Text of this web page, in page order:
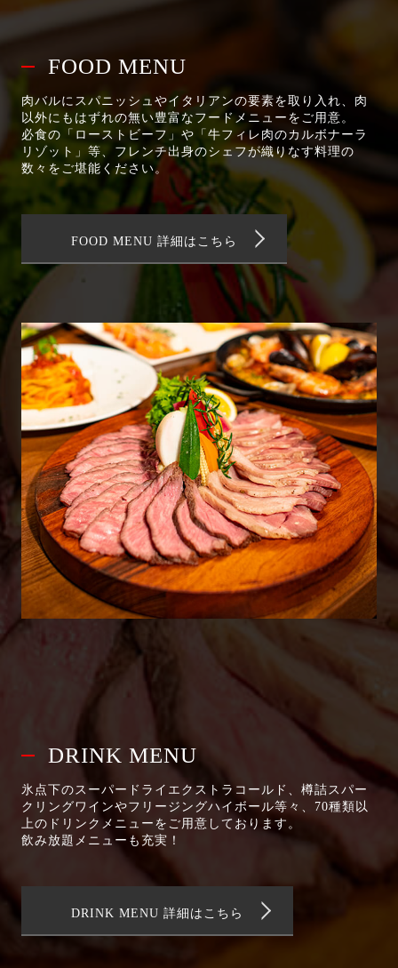
FOOD MENU
肉バルにスパニッシュやイタリアンの要素を取り入れ、肉
以外にもはずれの無い豊富なフードメニューをご用意。
必食の「ローストビーフ」や「牛フィレ肉のカルボナーラ
リゾット」等、フレンチ出身のシェフが織りなす料理の
数々をご堪能ください。
FOOD MENU 詳細はこちら
DRINK MENU
氷点下のスーパードライエクストラコールド、樽詰スパー
クリングワインやフリージングハイボール等々、70種類以
上のドリンクメニューをご用意しております。
飲み放題メニューも充実！
DRINK MENU 詳細はこちら